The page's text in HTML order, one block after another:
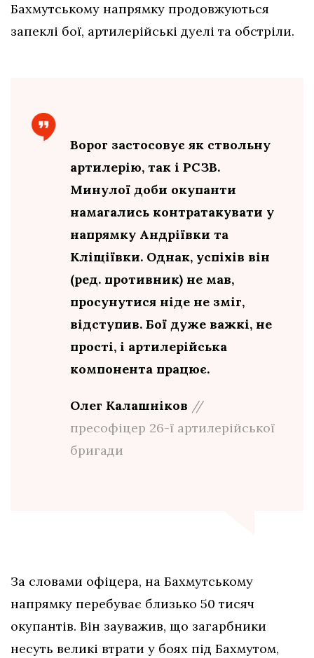
Бахмутському напрямку продовжуються
запеклі бої, артилерійські дуелі та обстріли.
Ворог застосовує як ствольну
артилерію, так і РСЗВ.
Минулої доби окупанти
намагались контратакувати у
напрямку Андріївки та
Кліщіївки. Однак, успіхів він
(ред. противник) не мав,
просунутися ніде не зміг,
відступив. Бої дуже важкі, не
прості, і артилерійська
компонента працює.
Олег Калашніков //
пресофіцер 26-ї артилерійської
бригади
За словами офіцера, на Бахмутському
напрямку перебуває близько 50 тисяч
окупантів. Він зауважив, що загарбники
несуть великі втрати у боях під Бахмутом,